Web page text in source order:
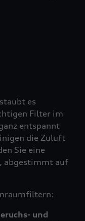
es
Filter im
entspannt
die Zuluft
Sie eine
abgestimmt auf
und